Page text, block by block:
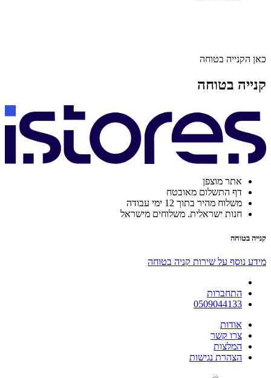
כאן הקנייה בטוחה
קנייה בטוחה
אתר מוצפן
דף התשלום מאובטח
משלוח מהיר בתוך 12 ימי עבודה
חנות ישראלית. משלוחים מישראל
קנייה בטוחה
מידע נוסף על שירות קניה בטוחה
התחברות
0509044133
אודות
צרו קשר
המלצות
הצהרת נגישות